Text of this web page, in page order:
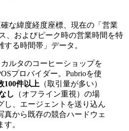
確な緯度経度座標、現在の「営業
、およびピーク時の営業時間を特
る時間帯」データ。
カルタのコーヒーショップを
プロバイダー。Pubrioを使
100件以上 （取引量が多い）
し
（オフライン重視）の場
し、エージェントを送り込ん
真から既存の競合ハードウェ
。